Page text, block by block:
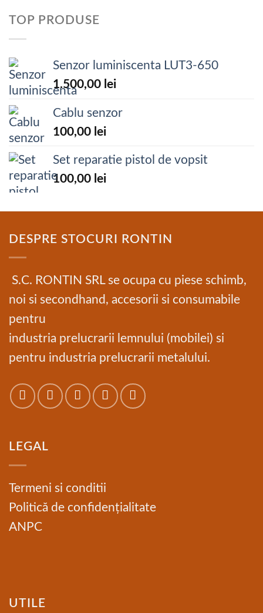
TOP PRODUSE
Senzor luminiscenta LUT3-650
1.500,00 lei
Cablu senzor
100,00 lei
Set reparatie pistol de vopsit
100,00 lei
DESPRE STOCURI RONTIN
S.C. RONTIN SRL se ocupa cu piese schimb,
noi si secondhand, accesorii si consumabile
pentru
industria prelucrarii lemnului (mobilei) si
pentru industria prelucrarii metalului.
LEGAL
Termeni si conditii
Politică de confidențialitate
ANPC
UTILE